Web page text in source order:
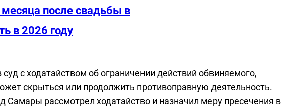
после свадьбы в
в 2026 году
с ходатайством об ограничении действий обвиняемого,
скрыться или продолжить противоправную деятельность.
Самары рассмотрел ходатайство и назначил меру пресечения в